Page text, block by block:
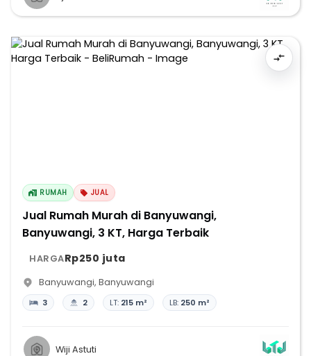
RUMAH JUAL
Jual Rumah Murah di Banyuwangi,
Banyuwangi, 3 KT, Harga Terbaik
HARGARp250 juta
Banyuwangi, Banyuwangi
3 2 LT: 215 m² LB: 250 m²
Wiji Astuti